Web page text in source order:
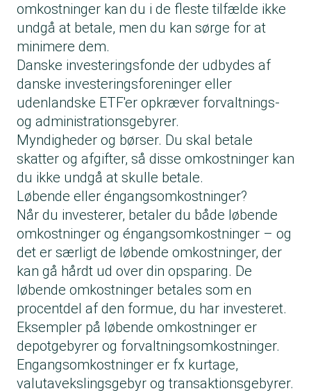
omkostninger kan du i de fleste tilfælde ikke
undgå at betale, men du kan sørge for at
minimere dem.
Danske investeringsfonde der udbydes af
danske investeringsforeninger eller
udenlandske ETF'er opkræver forvaltnings-
og administrationsgebyrer.
Myndigheder og børser. Du skal betale
skatter og afgifter, så disse omkostninger kan
du ikke undgå at skulle betale.
Løbende eller éngangsomkostninger?
Når du investerer, betaler du både løbende
omkostninger og éngangsomkostninger – og
det er særligt de løbende omkostninger, der
kan gå hårdt ud over din opsparing. De
løbende omkostninger betales som en
procentdel af den formue, du har investeret.
Eksempler på løbende omkostninger er
depotgebyrer og forvaltningsomkostninger.
Engangsomkostninger er fx kurtage,
valutavekslingsgebyr og transaktionsgebyrer.